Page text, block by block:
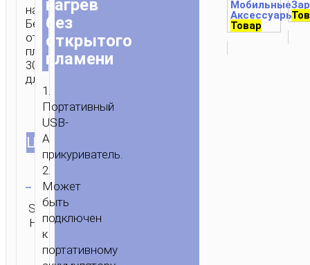
ГЛАВНАЯ / МОБИЛЬНЫЕ
АКСЕССУАРЫ
нагрев.
Без
открытого
пламени.
30см
длина.
ЦВЕТ
SKU:
Н/Д
Категория:
Адаптеры
Мобильные
Аксессуары1
Товар
нагрев
без
открытого
пламени
1.
Портативный
USB-
A
прикуриватель.
2.
Может
быть
подключен
к
портативному